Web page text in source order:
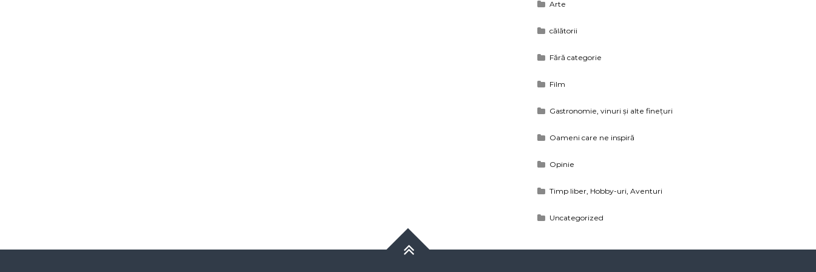
Arte
călătorii
Fără categorie
Film
Gastronomie, vinuri și alte finețuri
Oameni care ne inspiră
Opinie
Timp liber, Hobby-uri, Aventuri
Uncategorized